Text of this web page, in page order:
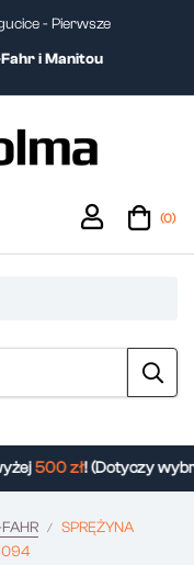
- Pierwsze
i Manitou
(0)
500 zł! (Dotyczy
SPRĘŻYNA